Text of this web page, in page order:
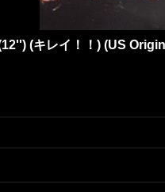
(キレイ！！) (US